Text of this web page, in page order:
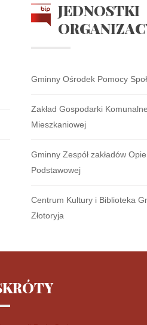
JEDNOSTKI
Gminny Ośrodek Pomocy
Zakład Gospodarki
Mieszkaniowej
Gminny Zespół zakładów
Podstawowej
Centrum Kultury i Biblioteka
Złotoryja